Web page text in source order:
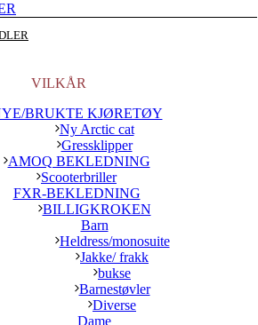
VILKÅR
BRUKTE KJØRETØY
Ny Arctic cat
Gressklipper
AMOQ BEKLEDNING
Scooterbriller
FXR-BEKLEDNING
BILLIGKROKEN
Barn
Heldress/monosuite
Jakke/ frakk
bukse
Barnestøvler
Diverse
Dame